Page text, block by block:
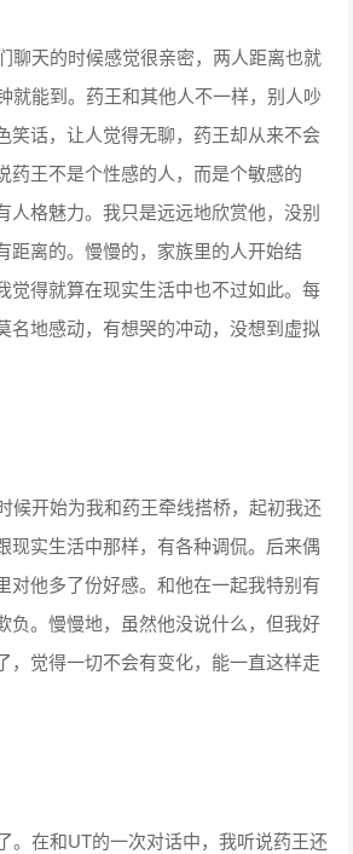
聊天的时候感觉很亲密，两人距离也就
就能到。药王和其他人不一样，别人吵
笑话，让人觉得无聊，药王却从来不会
药王不是个性感的人，而是个敏感的
人格魅力。我只是远远地欣赏他，没别
距离的。慢慢的，家族里的人开始结
觉得就算在现实生活中也不过如此。每
名地感动，有想哭的冲动，没想到虚拟
候开始为我和药王牵线搭桥，起初我还
现实生活中那样，有各种调侃。后来偶
对他多了份好感。和他在一起我特别有
负。慢慢地，虽然他没说什么，但我好
，觉得一切不会有变化，能一直这样走
。在和UT的一次对话中，我听说药王还